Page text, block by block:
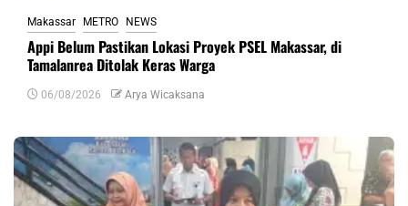
Makassar METRO NEWS
Appi Belum Pastikan Lokasi Proyek PSEL Makassar, di
Tamalanrea Ditolak Keras Warga
06/08/2026 Arya Wicaksana